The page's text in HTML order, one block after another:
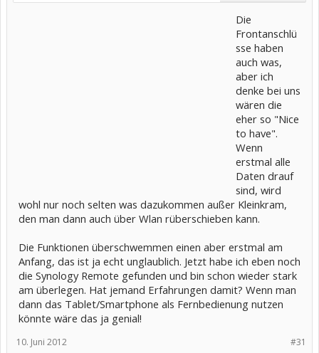
Die
Frontanschlü
sse haben
auch was,
aber ich
denke bei uns
wären die
eher so "Nice
to have".
Wenn
erstmal alle
Daten drauf
sind, wird
wohl nur noch selten was dazukommen außer Kleinkram,
den man dann auch über Wlan rüberschieben kann.
Die Funktionen überschwemmen einen aber erstmal am
Anfang, das ist ja echt unglaublich. Jetzt habe ich eben noch
die Synology Remote gefunden und bin schon wieder stark
am überlegen. Hat jemand Erfahrungen damit? Wenn man
dann das Tablet/Smartphone als Fernbedienung nutzen
könnte wäre das ja genial!
#31
10. Juni 2012